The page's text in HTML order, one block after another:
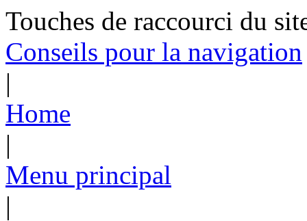
Touches de raccourci du
Conseils pour la navigation
|
Home
|
Menu principal
|